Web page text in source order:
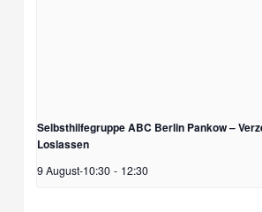
Selbsthilfegruppe ABC Berlin Pankow –
Loslassen
9 August-10:30 - 12:30